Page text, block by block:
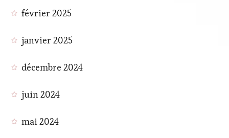
février 2025
janvier 2025
décembre 2024
juin 2024
mai 2024